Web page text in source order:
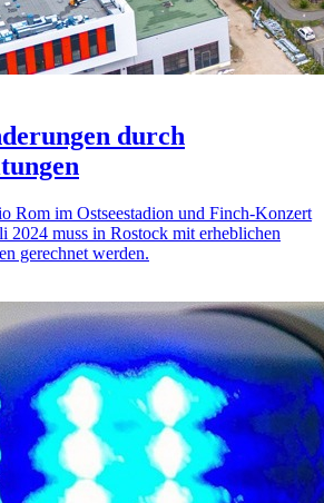
durch
Rom im Ostseestadion und Finch-Konzert
2024 muss in Rostock mit erheblichen
gerechnet werden.